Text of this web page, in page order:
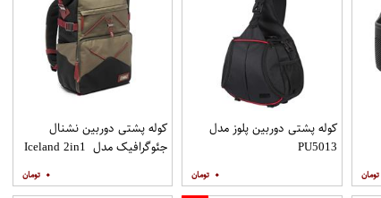
کوله پشتی دوربین پلوز مدل
PU5013
۰
کوله پشتی دوربین نشنال
جئوگرافیک مدل Iceland 2in1
۰